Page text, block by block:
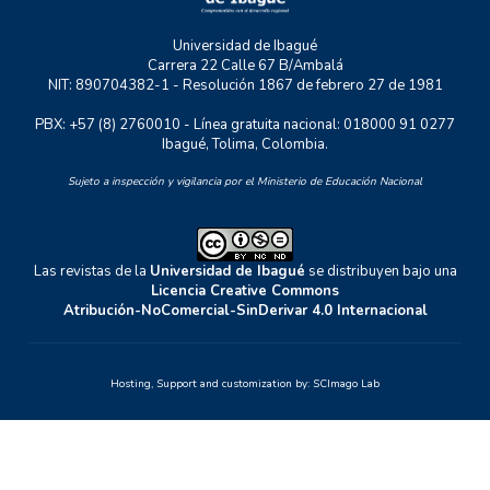
Universidad de Ibagué
Carrera 22 Calle 67 B/Ambalá
NIT: 890704382-1 - Resolución 1867 de febrero 27 de 1981
PBX: +57 (8) 2760010 - Línea gratuita nacional: 018000 91 0277
Ibagué, Tolima, Colombia.
Sujeto a inspección y vigilancia por el Ministerio de Educación Nacional
Las revistas de la Universidad de Ibagué se distribuyen bajo una
Licencia Creative Commons
Atribución-NoComercial-SinDerivar 4.0 Internacional
Hosting, Support and customization by: SCImago Lab